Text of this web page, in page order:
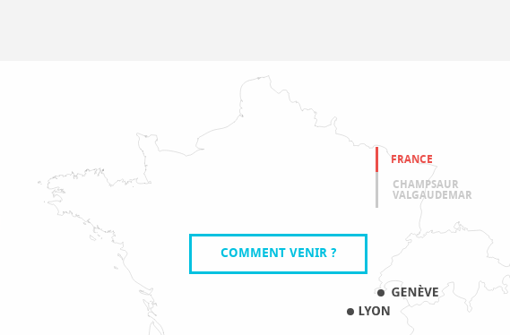
FRANCE
CHAMPSAUR
VALGAUDEMAR
COMMENT VENIR ?